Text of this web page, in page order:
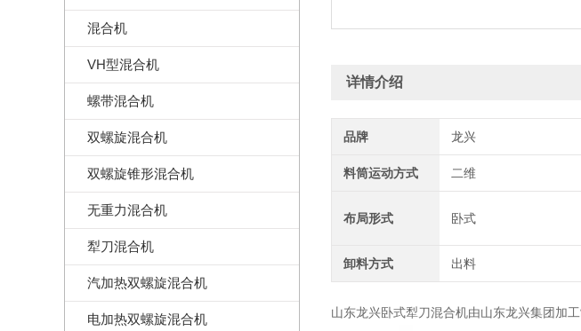
混合机
VH型混合机
螺带混合机
双螺旋混合机
双螺旋锥形混合机
无重力混合机
犁刀混合机
汽加热双螺旋混合机
电加热双螺旋混合机
详情介绍
品牌 龙兴
料筒运动方式 二维
布局形式 卧式
卸料方式 出料
山东龙兴卧式犁刀混合机由山东龙兴集团加